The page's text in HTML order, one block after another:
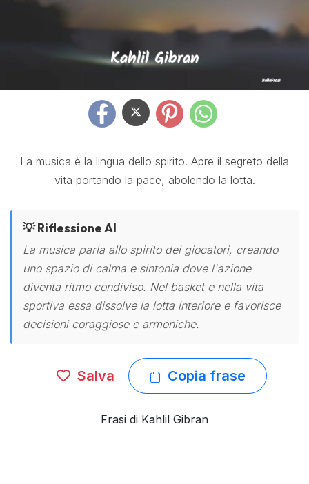
La musica è la lingua dello spirito. Apre il segreto della
vita portando la pace, abolendo la lotta.
💡 Riflessione AI
La musica parla allo spirito dei giocatori, creando
uno spazio di calma e sintonia dove l'azione
diventa ritmo condiviso. Nel basket e nella vita
sportiva essa dissolve la lotta interiore e favorisce
decisioni coraggiose e armoniche.
Salva Copia frase
Frasi di Kahlil Gibran